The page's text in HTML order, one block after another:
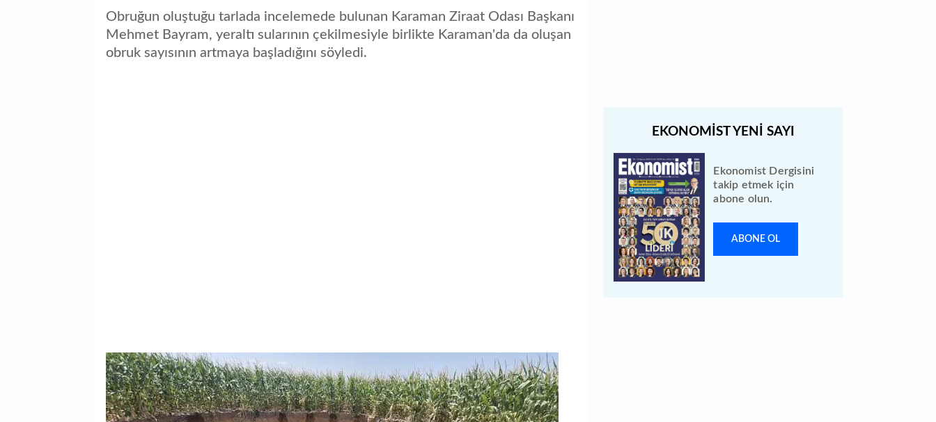
Obruğun oluştuğu tarlada incelemede bulunan Karaman Ziraat Odası Başkanı
Mehmet Bayram, yeraltı sularının çekilmesiyle birlikte Karaman'da da oluşan
obruk sayısının artmaya başladığını söyledi.
Ekonomist Dergisini
takip etmek için
abone olun.
ABONE OL